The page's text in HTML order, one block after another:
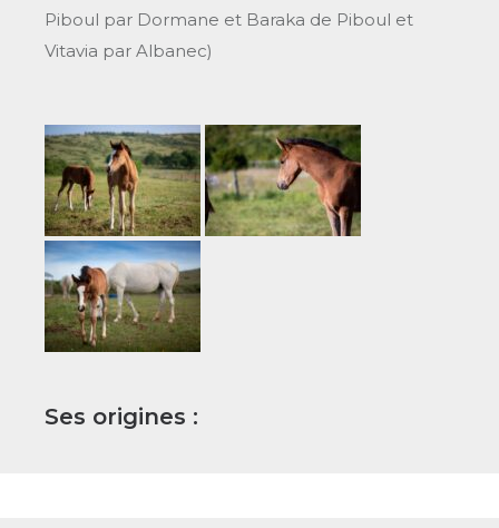
Piboul par Dormane et Baraka de Piboul et
Vitavia par Albanec)
Ses origines :